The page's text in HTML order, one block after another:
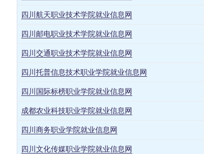
四川航天职业技术学院就业信息网
四川邮电职业技术学院就业信息网
四川交通职业技术学院就业信息网
四川托普信息技术职业学院就业信息网
四川国际标榜职业学院就业信息网
成都农业科技职业学院就业信息网
四川商务职业学院就业信息网
四川文化传媒职业学院就业信息网